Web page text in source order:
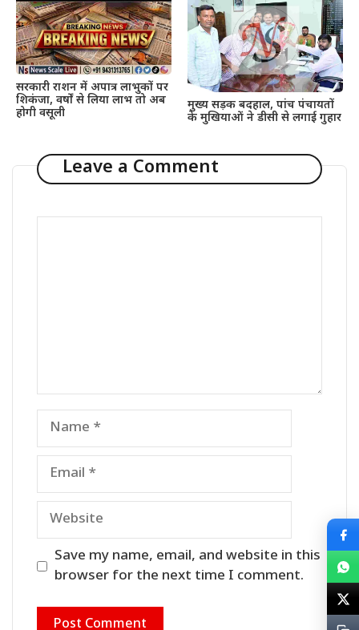
सरकारी राशन में अपात्र लाभुकों पर
शिकंजा, वर्षों से लिया लाभ तो अब
होगी वसूली
मुख्य सड़क बदहाल, पांच पंचायतों
के मुखियाओं ने डीसी से लगाई गुहार
Leave a Comment
Name
Email
Website
Save my name, email, and website in this
browser for the next time I comment.